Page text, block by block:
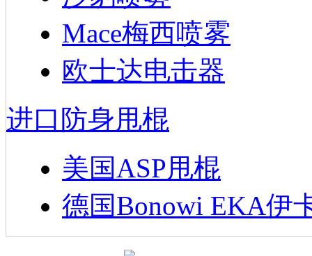
Mace梅西喷雾
欧士达电击器
进口防身甩棍
美国ASP甩棍
德国Bonowi EKA伊